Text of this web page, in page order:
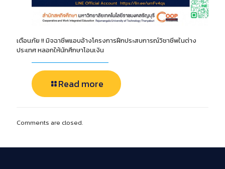
เตือนภัย !! มิจฉาชีพแอบอ้างโครงการฝึกประสบการณ์วิชาชีพในต่าง
ประเทศ หลอกให้นักศึกษาโอนเงิน
Read more
Comments are closed.